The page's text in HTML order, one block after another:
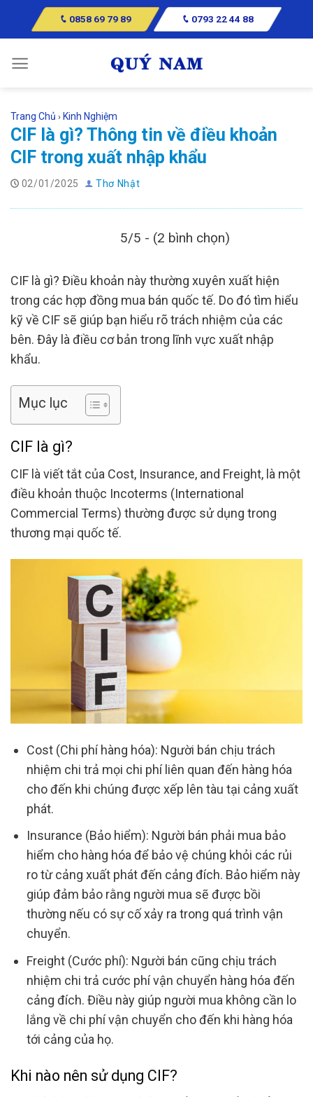
0858 69 79 89 0793 22 44 88
Trang Chủ › Kinh Nghiệm
CIF là gì? Thông tin về điều khoản
CIF trong xuất nhập khẩu
02/01/2025 Thơ Nhật
5/5 - (2 bình chọn)
CIF là gì? Điều khoản này thường xuyên xuất hiện
trong các hợp đồng mua bán quốc tế. Do đó tìm hiểu
kỹ về CIF sẽ giúp bạn hiểu rõ trách nhiệm của các
bên. Đây là điều cơ bản trong lĩnh vực xuất nhập
khẩu.
Mục lục
CIF là gì?
CIF là viết tắt của Cost, Insurance, and Freight, là một
điều khoản thuộc Incoterms (International
Commercial Terms) thường được sử dụng trong
thương mại quốc tế.
Cost (Chi phí hàng hóa): Người bán chịu trách
nhiệm chi trả mọi chi phí liên quan đến hàng hóa
cho đến khi chúng được xếp lên tàu tại cảng xuất
phát.
Insurance (Bảo hiểm): Người bán phải mua bảo
hiểm cho hàng hóa để bảo vệ chúng khỏi các rủi
ro từ cảng xuất phát đến cảng đích. Bảo hiểm này
giúp đảm bảo rằng người mua sẽ được bồi
thường nếu có sự cố xảy ra trong quá trình vận
chuyển.
Freight (Cước phí): Người bán cũng chịu trách
nhiệm chi trả cước phí vận chuyển hàng hóa đến
cảng đích. Điều này giúp người mua không cần lo
lắng về chi phí vận chuyển cho đến khi hàng hóa
tới cảng của họ.
Khi nào nên sử dụng CIF?